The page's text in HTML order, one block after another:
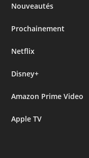
Nouveautés
Prochainement
Netflix
Disney+
Amazon Prime Video
Apple TV